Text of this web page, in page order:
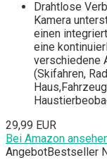
Drahtlose
Kamera
einen
eine
verschiedene
(Skifahren,
29,99 EUR
Bei Amazon
AngebotBestseller